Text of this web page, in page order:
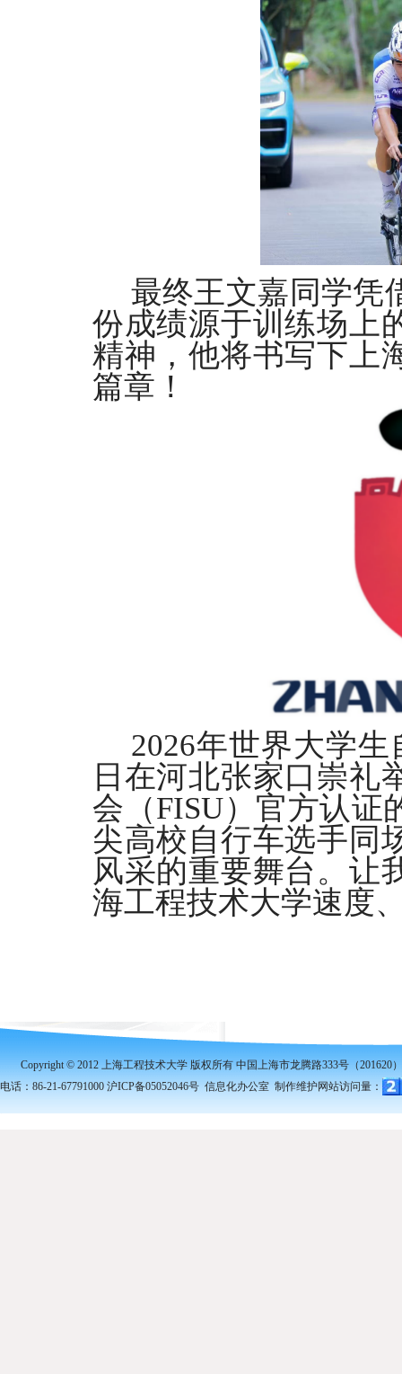
最终王文嘉同学凭
份成绩源于训练场上
精神，他将书写下上
篇章！
2026年世界大学生
日在河北张家口崇礼
会（FISU）官方认证
尖高校自行车选手同
风采的重要舞台。让
海工程技术大学速度
Copyright © 2012 上海工程技术大学 版权所有 中国上海市龙腾路333号（201620
电话：86-21-67791000 沪ICP备05052046号 信息化办公室 制作维护网站访问量：